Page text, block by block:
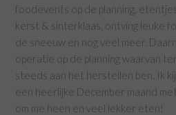
foodevents op de planning,
kerst & sinterklaas, ontving leuke
de sneeuw en nog veel meer.
operatie op de planning waarvan
steeds aan het herstellen ben. Ik
een heerlijke December maand
om me heen en veel lekker eten!